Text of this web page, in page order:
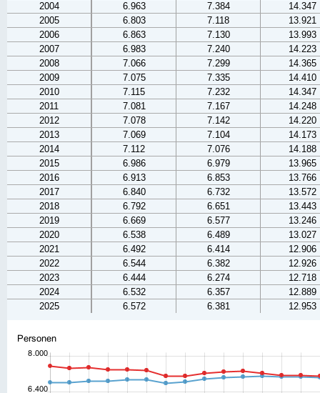
2004
6.963 7.384
14.347
2005
6.803 7.118
13.921
2006
6.863 7.130
13.993
2007
6.983 7.240
14.223
2008
7.066 7.299
14.365
2009
7.075 7.335
14.410
2010
7.115 7.232
14.347
2011
7.081 7.167
14.248
2012
7.078 7.142
14.220
2013
7.069 7.104
14.173
2014
7.112 7.076
14.188
2015
6.986 6.979
13.965
2016
6.913 6.853
13.766
2017
6.840 6.732
13.572
2018
6.792 6.651
13.443
2019
6.669 6.577
13.246
2020
6.538 6.489
13.027
2021
6.492 6.414
12.906
2022
6.544 6.382
12.926
2023
6.444 6.274
12.718
2024
6.532 6.357
12.889
2025
6.572 6.381 12.953